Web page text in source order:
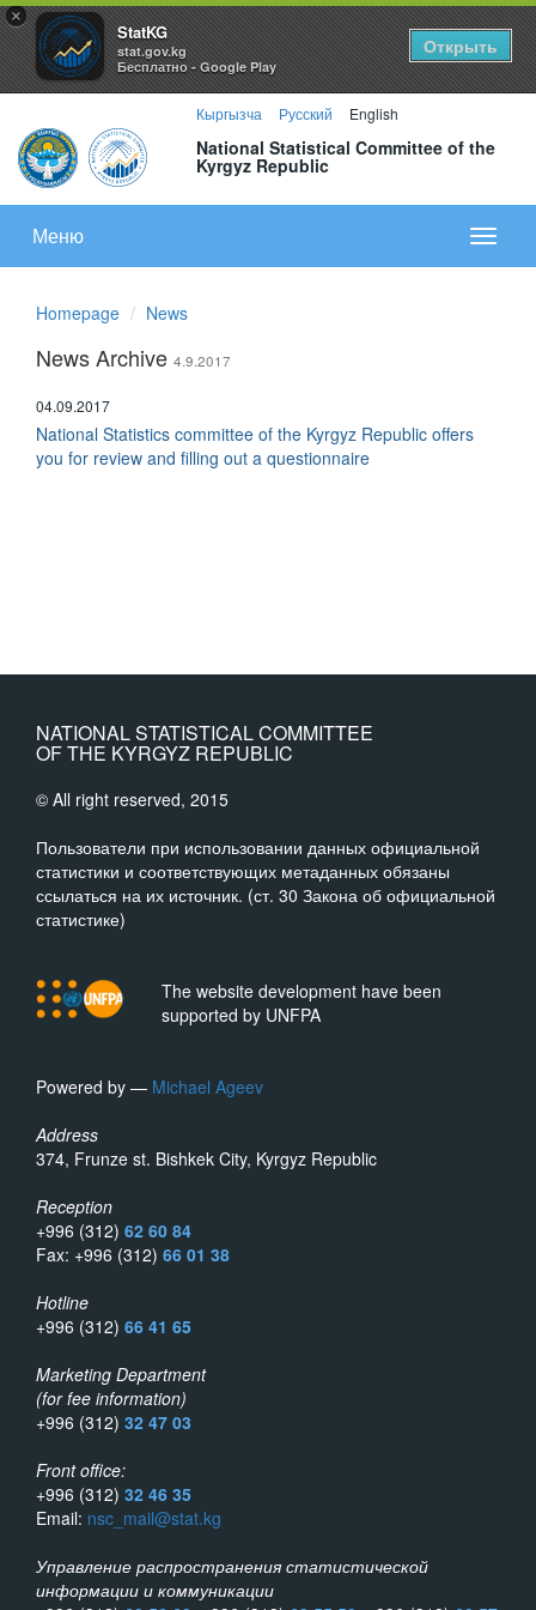
×
StatKG
stat.gov.kg
Бесплатно - Google Play
Открыть
Кыргызча Русский English
National Statistical Committee of the
Kyrgyz Republic
меню
Меню
Homepage News
News Archive 4.9.2017
04.09.2017
National Statistics committee of the Kyrgyz Republic offers
you for review and filling out a questionnaire
NATIONAL STATISTICAL COMMITTEE
OF THE KYRGYZ REPUBLIC
© All right reserved, 2015
Пользователи при использовании данных официальной
статистики и соответствующих метаданных обязаны
ссылаться на их источник. (ст. 30 Закона об официальной
статистике)
The website development have been
supported by UNFPA
Powered by — Michael Ageev
Address
374, Frunze st. Bishkek City, Kyrgyz Republic
Reception
+996 (312) 62 60 84
Fax: +996 (312) 66 01 38
Hotline
+996 (312) 66 41 65
Marketing Department
(for fee information)
+996 (312) 32 47 03
Front office:
+996 (312) 32 46 35
Email: nsc_mail@stat.kg
Управление распространения статистической
информации и коммуникации